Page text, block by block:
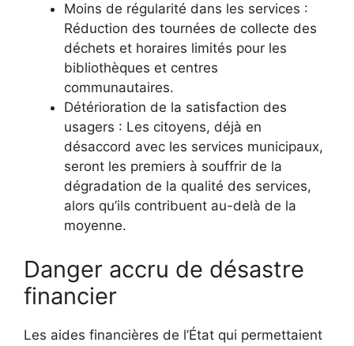
Moins de régularité dans les services :
Réduction des tournées de collecte des
déchets et horaires limités pour les
bibliothèques et centres
communautaires.
Détérioration de la satisfaction des
usagers : Les citoyens, déjà en
désaccord avec les services municipaux,
seront les premiers à souffrir de la
dégradation de la qualité des services,
alors qu’ils contribuent au-delà de la
moyenne.
Danger accru de désastre
financier
Les aides financières de l’État qui permettaient